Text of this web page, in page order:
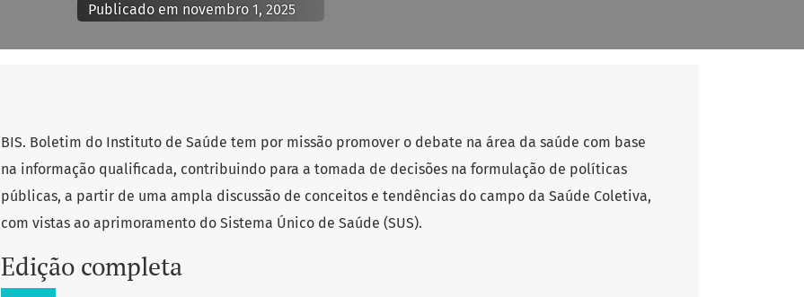
Publicado em novembro 1, 2025
BIS. Boletim do Instituto de Saúde tem por missão promover o debate na área da saúde com base
na informação qualificada, contribuindo para a tomada de decisões na formulação de políticas
públicas, a partir de uma ampla discussão de conceitos e tendências do campo da Saúde Coletiva,
com vistas ao aprimoramento do Sistema Único de Saúde (SUS).
Edição completa